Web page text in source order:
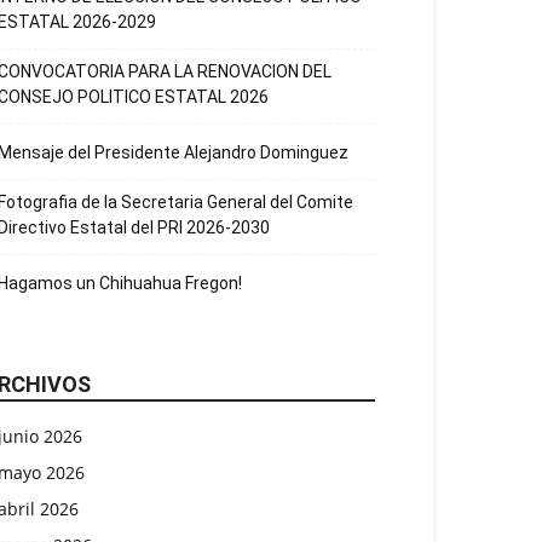
ESTATAL 2026-2029
PARA LA RENOVACION DEL
POLITICO ESTATAL 2026
Mensaje del Presidente Alejandro Dominguez
Fotografia de la Secretaria General del Comite
Directivo Estatal del PRI 2026-2030
Hagamos un Chihuahua Fregon!
junio 2026
mayo 2026
2026